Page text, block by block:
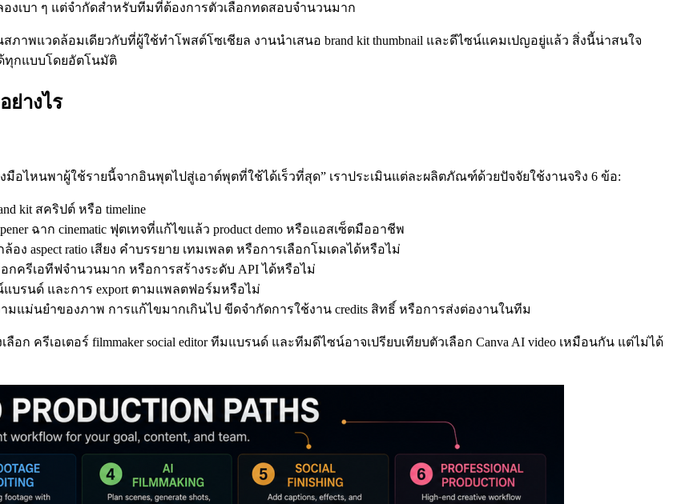
งเบา ๆ แต่จำกัดสำหรับทีมที่ต้องการตัวเลือกทดสอบจำนวนมาก
ภาพแวดล้อมเดียวกับที่ผู้ใช้ทำโพสต์โซเชียล งานนำเสนอ brand kit thumbnail และดีไซน์แคมเปญอยู่แล้ว สิ่งนี้น่าสนใจ
ทุกแบบโดยอัตโนมัติ
ย่างไร
อไหนพาผู้ใช้รายนี้จากอินพุตไปสู่เอาต์พุตที่ใช้ได้เร็วที่สุด” เราประเมินแต่ละผลิตภัณฑ์ด้วยปัจจัยใช้งานจริง 6 ข้อ:
kit สคริปต์ หรือ timeline
ฉาก cinematic ฟุตเทจที่แก้ไขแล้ว product demo หรือแอสเซ็ตมืออาชีพ
aspect ratio เสียง คำบรรยาย เทมเพลต หรือการเลือกโมเดลได้หรือไม่
กครีเอทีฟจำนวนมาก หรือการสร้างระดับ API ได้หรือไม่
แบรนด์ และการ export ตามแพลตฟอร์มหรือไม่
มแม่นยำของภาพ การแก้ไขมากเกินไป ขีดจำกัดการใช้งาน credits สิทธิ์ หรือการส่งต่องานในทีม
ก ครีเอเตอร์ filmmaker social editor ทีมแบรนด์ และทีมดีไซน์อาจเปรียบเทียบตัวเลือก Canva AI video เหมือนกัน แต่ไม่ได้